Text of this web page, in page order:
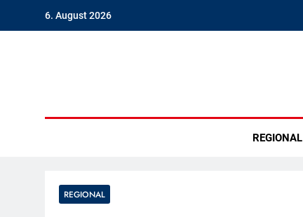
6. August 2026
REGIONAL
REGIONAL